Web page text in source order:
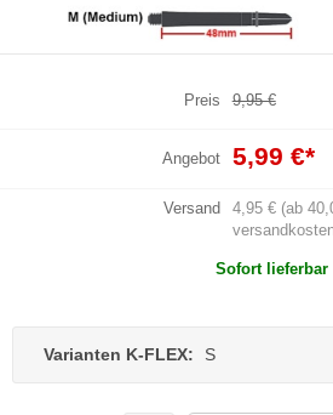
Preis 9,95 €
Angebot 5,99 €*
Versand
4,95 € (ab
Sofort lieferbar
Varianten K-FLEX: S